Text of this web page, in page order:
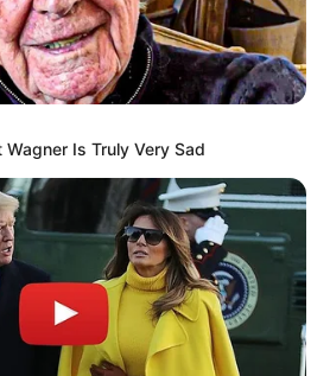
Is Truly Very Sad